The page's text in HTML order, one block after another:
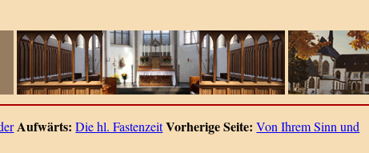
Aufwärts: Die hl. FastenzeitVorherige Seite: Von Ihrem Sinn und